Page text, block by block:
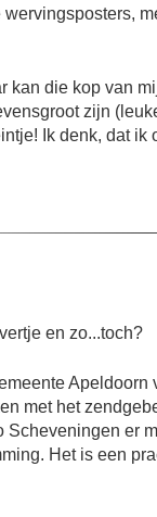
kan die kop van
zijn
Ik denk, dat
met het
Scheveningen er
Het is een